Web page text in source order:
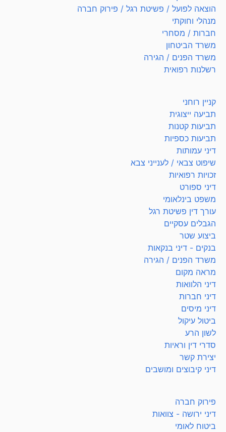
הוצאה לפועל / פשיטת רגל / פירוק חברה
מנהלי וחוקתי
חברות / מסחרי
משרד הביטחון
משרד הפנים / הגירה
רשלנות רפואית
קניין רוחני
תביעה ייצוגית
תביעות קטנות
תביעות כספיות
דיני עמותות
שיפוט צבאי / לענייני צבא
זכויות רפואיות
דיני ספורט
משפט בינלאומי
עורך דין פשיטת רגל
הגבלים עסקיים
ביצוע שטר
בנקים - דיני בנקאות
משרד הפנים / הגירה
מראה מקום
דיני הלוואות
דיני חברות
דיני מיסים
ביטול עיקול
לשון הרע
סדרי דין וראיות
יצירת קשר
דיני קיבוצים ומושבים
פירוק חברה
דיני ירושה - צוואות
ביטוח לאומי